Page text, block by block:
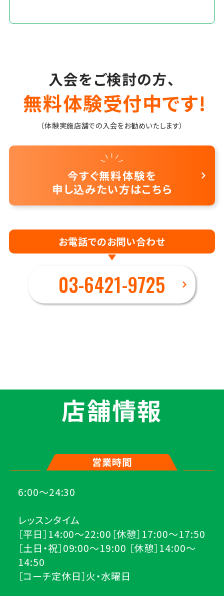
入会をご検討の方、
無料体験受付中です!
（体験実施店舗での入会をお勧めいたします）
今すぐ無料体験を
申し込みたい方はこちら
お電話でのお問い合わせ
03-6421-9725
店舗情報
営業時間
6:00～24:30
レッスンタイム
［平日］14:00～22:00［休憩］17:00～17:50
［土日・祝］09:00～19:00 ［休憩］14:00～
14:50
［コーチ定休日］火・水曜日